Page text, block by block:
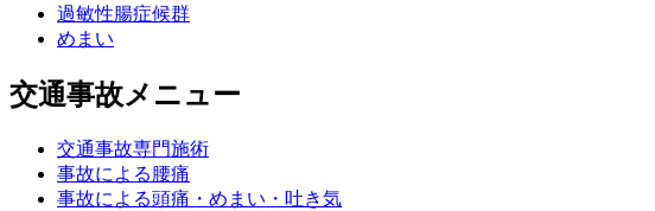
過敏性腸症候群
めまい
交通事故メニュー
交通事故専門施術
事故による腰痛
事故による頭痛・めまい・吐き気